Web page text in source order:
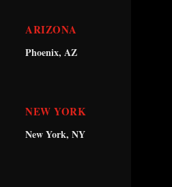
ARIZONA
Phoenix, AZ
NEW YORK
New York, NY